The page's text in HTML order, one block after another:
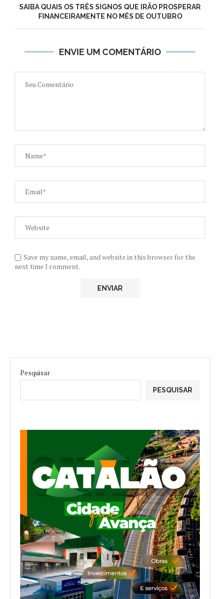
SAIBA QUAIS OS TRÊS SIGNOS QUE IRÃO PROSPERAR
FINANCEIRAMENTE NO MÊS DE OUTUBRO
ENVIE UM COMENTÁRIO
Save my name, email, and website in this browser for the
next time I comment.
Pesquisar
PESQUISAR